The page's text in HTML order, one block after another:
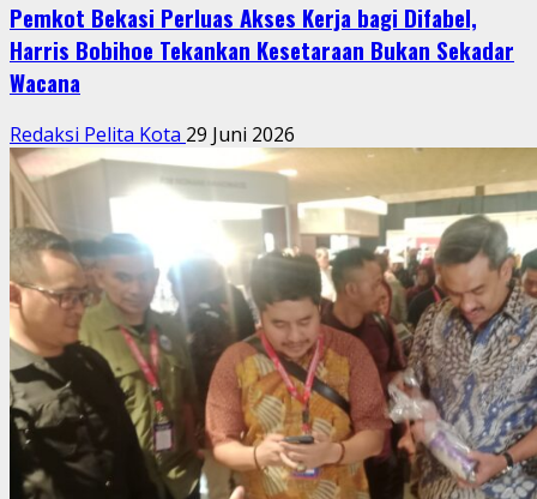
Pemkot Bekasi Perluas Akses Kerja bagi Difabel,
Harris Bobihoe Tekankan Kesetaraan Bukan Sekadar
Wacana
Redaksi Pelita Kota 29 Juni 2026